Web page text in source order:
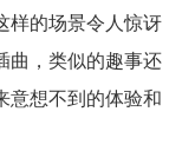
样的场景令人惊讶
曲，类似的趣事还
意想不到的体验和